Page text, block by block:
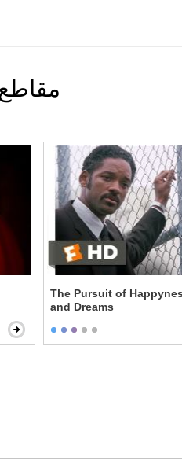
The Pursuit of
and Dreams